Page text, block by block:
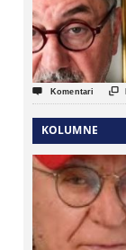
 Komentari 
KOLUMNE